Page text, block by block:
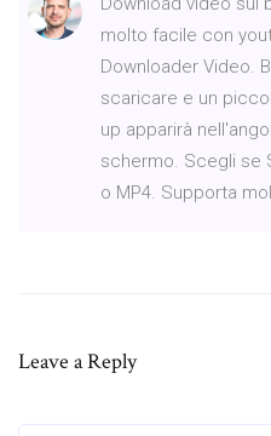
molto facile con
Downloader Video.
scaricare e un
up apparirà
schermo. Scegli se
o MP4. Supporta
Leave a Reply